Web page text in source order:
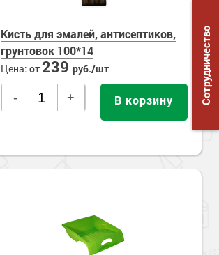
Кисть для эмалей, антисептиков,
грунтовок 100*14
Цена: от239 руб./шт
- + В корзину Сотрудничество